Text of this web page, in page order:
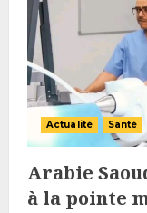
Actualité Santé
Arabie
à la pointe